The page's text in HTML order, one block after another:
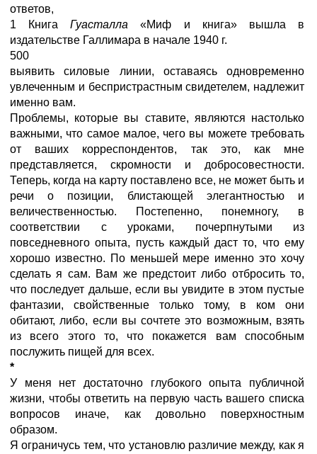
ответов,
1 КнигаГуасталла«Миф и книга» вышла в
издательстве Галлимара в начале 1940 г.
500
выявить силовые линии, оставаясь одновременно
увлеченным и беспристрастным свидетелем, надлежит
именно вам.
Проблемы, которые вы ставите, являются настолько
важными, что самое малое, чего вы можете требовать
от ваших корреспондентов, так это, как мне
представляется, скромности и добросовестности.
Теперь, когда на карту поставлено все, не может быть и
речи о позиции, блистающей элегантностью и
величественностью. Постепенно, понемногу, в
соответствии с уроками, почерпнутыми из
повседневного опыта, пусть каждый даст то, что ему
хорошо известно. По меньшей мере именно это хочу
сделать я сам. Вам же предстоит либо отбросить то,
что последует дальше, если вы увидите в этом пустые
фантазии, свойственные только тому, в ком они
обитают, либо, если вы сочтете это возможным, взять
из всего этого то, что покажется вам способным
послужить пищей для всех.
*
У меня нет достаточно глубокого опыта публичной
жизни, чтобы ответить на первую часть вашего списка
вопросов иначе, как довольно поверхностным
образом.
Я ограничусь тем, что установлю различие между, как я